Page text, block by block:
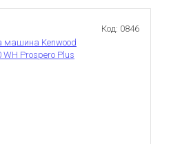
Код: 0846